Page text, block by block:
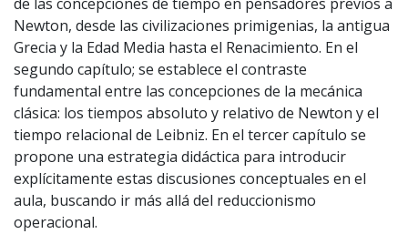
Newton, desde las civilizaciones primigenias, la antigua
Grecia y la Edad Media hasta el Renacimiento. En el
segundo capítulo; se establece el contraste
fundamental entre las concepciones de la mecánica
clásica: los tiempos absoluto y relativo de Newton y el
tiempo relacional de Leibniz. En el tercer capítulo se
propone una estrategia didáctica para introducir
explícitamente estas discusiones conceptuales en el
aula, buscando ir más allá del reduccionismo
operacional.